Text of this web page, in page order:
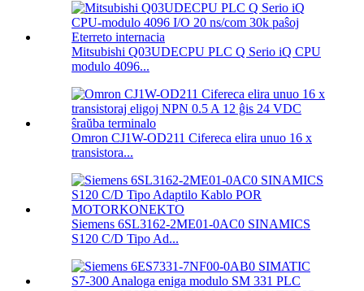
Mitsubishi Q03UDECPU PLC Q Serio iQ CPU
modulo 4096...
Omron CJ1W-OD211 Cifereca elira unuo 16 x
transistora...
Siemens 6SL3162-2ME01-0AC0 SINAMICS
S120 C/D Tipo Ad...